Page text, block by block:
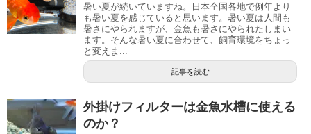
暑い夏が続いていますね。日本全国各地で例年より
も暑い夏を感じていると思います。暑い夏は人間も
暑さにやられますが、金魚も暑さにやられたしまい
ます。そんな暑い夏に合わせて、飼育環境をちょっ
と変えま...
記事を読む
外掛けフィルターは金魚水槽に使える
のか？